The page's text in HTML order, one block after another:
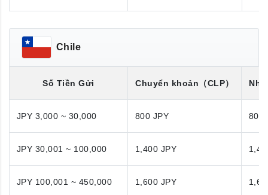
Chile
Số Tiền Gửi Chuyển khoản （CLP）
JPY 3,000 ~ 30,000 800 JPY 800
JPY 30,001 ~ 100,000 1,400 JPY
JPY 100,001 ~ 450,000 1,600 JPY